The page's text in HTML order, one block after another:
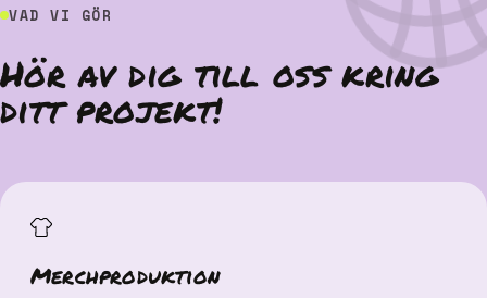
VAD VI GÖR
Hör av dig till oss kring
ditt projekt!
Merchproduktion